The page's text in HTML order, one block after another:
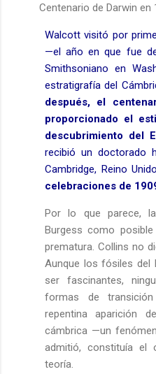
Centenario de Darwin en
Walcott visitó por
—el año en que fue
Smithsoniano en
estratigrafía del
después, el
proporcionado el
descubrimiento del
recibió un doctorado
Cambridge, Reino
celebraciones de
Por lo que parece,
Burgess como
prematura. Collins no
Aunque los fósiles del
ser fascinantes,
formas de
repentina aparición
cámbrica —un
admitió, constituía el
teoría.